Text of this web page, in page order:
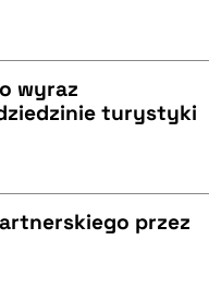
wyraz
turystyki
przez